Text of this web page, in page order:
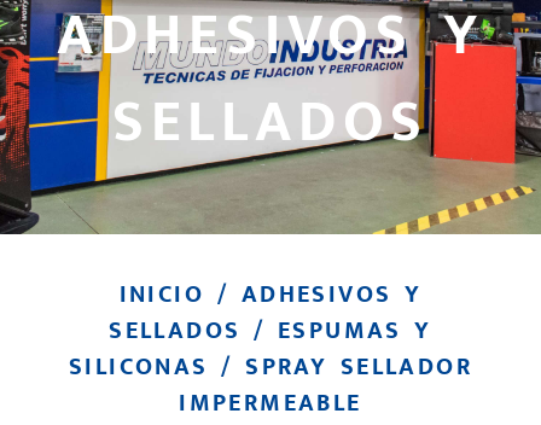
ADHESIVOS Y
SELLADOS
INICIO / ADHESIVOS Y
SELLADOS / ESPUMAS Y
SILICONAS / SPRAY SELLADOR
IMPERMEABLE